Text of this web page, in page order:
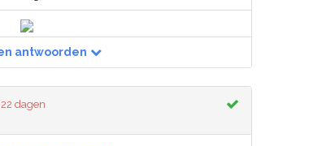
antwoorden
22 dagen